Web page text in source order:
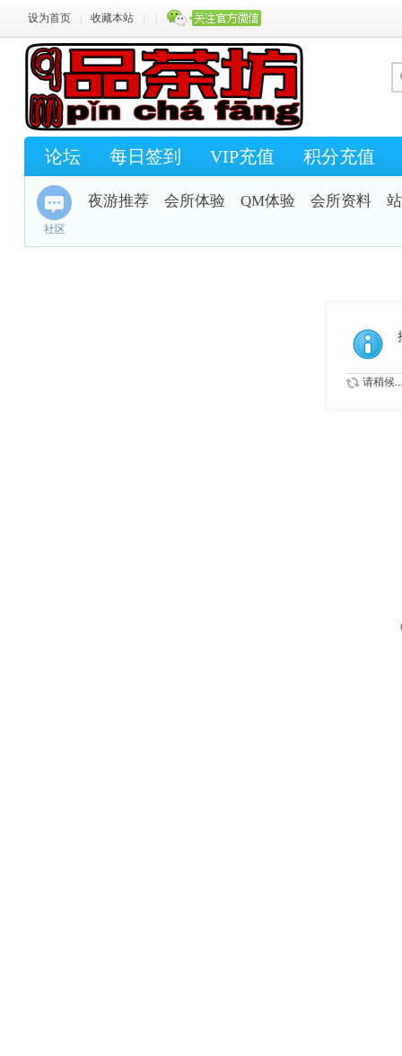
设为首页 收藏本站
论坛 每日签到 VIP充值 积分充值
社区
夜游推荐 会所体验 QM体验 会所资料
请稍候...